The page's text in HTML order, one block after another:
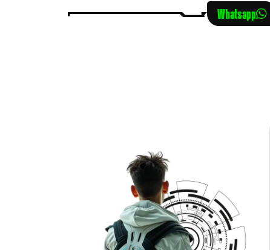
Whatsapp
DISEÑO
PERSONALIZADO
Ofrecemos a tu empresa una
presencia en línea exclusiva con un